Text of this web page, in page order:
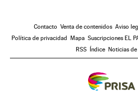
Contacto Venta de contenidos Aviso
Política de privacidad
Mapa Suscripciones EL
RSS
Índice Noticias